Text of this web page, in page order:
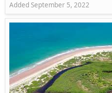
Added September 5, 2022